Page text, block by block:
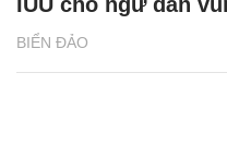
BIỂN ĐẢO